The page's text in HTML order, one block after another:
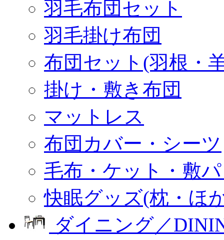
羽毛布団セット
羽毛掛け布団
布団セット(羽根・
掛け・敷き布団
マットレス
布団カバー・シーツ
毛布・ケット・敷
快眠グッズ(枕・ほ
ダイニング／